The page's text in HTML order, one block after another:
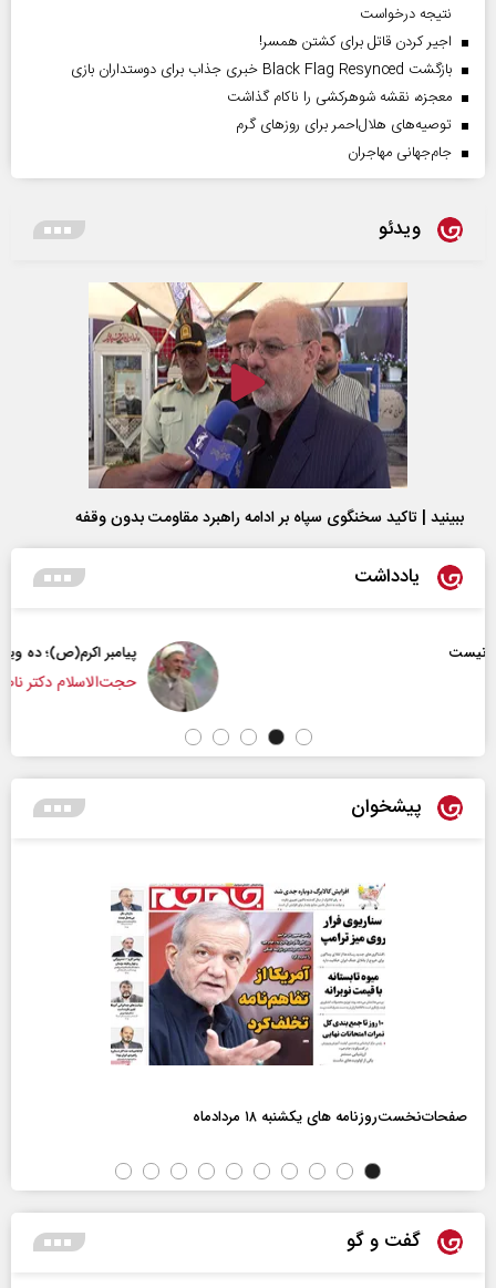
نتیجه درخواست
اجیر کردن قاتل برای کشتن همسر!
بازگشت Black Flag Resynced خبری جذاب برای دوستداران بازی
معجزه، نقشه شوهرکشی را ناکام گذاشت
توصیه‌های هلال‌احمر برای روز‌های گرم
جام‌جهانی مهاجران
ویدئو
ببینید | تاکید سخنگوی سپاه بر ادامه راهبرد مقاومت بدون وقفه
یادداشت
پیامبر اکرم(ص)؛ ده ویژگی و چهار وظیفه مؤمنان
حجت‌الاسلام دکتر ناصر رفیعی - پژوهشگر مسائل
پیشخوان
صفحات‌نخست‌روزنامه ها‌ی یکشنبه ۱۸ مردادماه
گفت و گو